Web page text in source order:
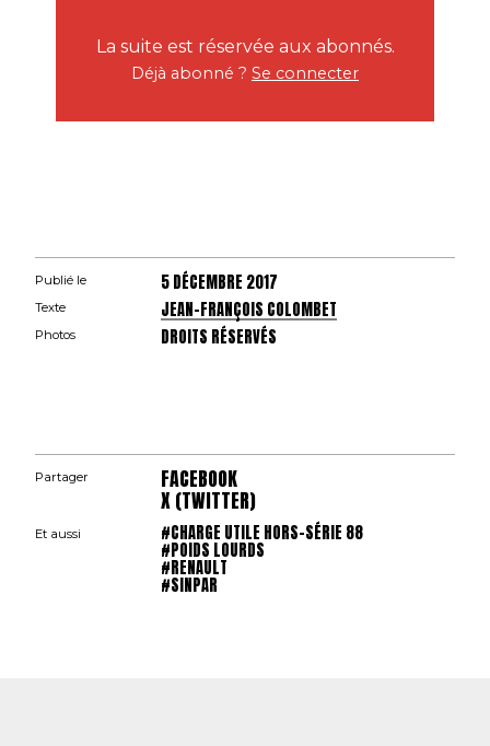
La suite est réservée aux abonnés.
Déjà abonné ? Se connecter
Publié le 5 DÉCEMBRE 2017
Texte JEAN-FRANÇOIS COLOMBET
Photos DROITS RÉSERVÉS
Partager FACEBOOK
X (TWITTER)
Et aussi #CHARGE UTILE HORS-SÉRIE 88
#POIDS LOURDS
#RENAULT
#SINPAR